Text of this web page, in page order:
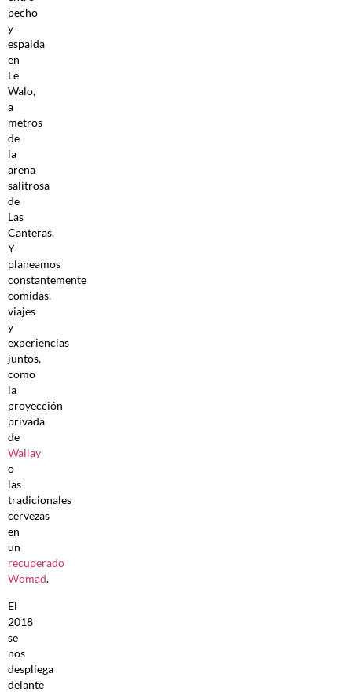
pecho
y
espalda
en
Le
Walo,
a
metros
de
la
arena
salitrosa
de
Las
Canteras.
Y
planeamos
constantemente
comidas,
viajes
y
experiencias
juntos,
como
la
proyección
privada
de
Wallay
o
las
tradicionales
cervezas
en
un
recuperado
Womad.
El
2018
se
nos
despliega
delante